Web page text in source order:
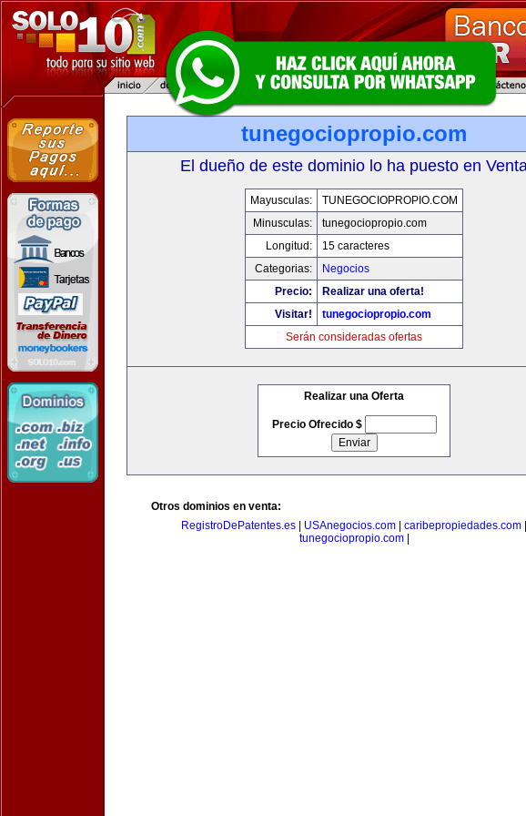
tunegociopropio.com
El dueño de este dominio lo ha puesto en
Mayusculas:
TUNEGOCIOPROPIO.COM
Minusculas:
tunegociopropio.com
Longitud:
15 caracteres
Categorias:
Negocios
Precio:
Realizar una oferta!
Visitar!
tunegociopropio.com
Serán consideradas ofertas
Realizar una Oferta
Precio Ofrecido $
Otros dominios en venta:
RegistroDePatentes.es
USAnegocios.com caribepropiedades.com
tunegociopropio.com|